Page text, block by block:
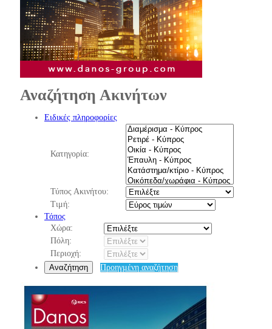
Αναζήτηση Ακινήτων
Ειδικές πληροφορίες
Κατηγορία:
Τύπος Ακινήτου:
Τιμή:
Τόπος
Χώρα:
Πόλη:
Περιοχή:
Αναζήτηση
Προηγμένη αναζήτηση